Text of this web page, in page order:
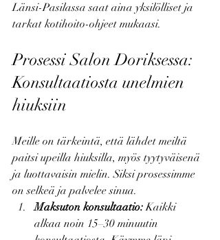
Länsi-Pasilassa saat aina yksilölliset ja
tarkat kotihoito-ohjeet mukaasi.
Prosessi Salon Doriksessa:
Konsultaatiosta unelmien
hiuksiin
Meille on tärkeintä, että lähdet meiltä
paitsi upeilla hiuksilla, myös tyytyväisenä
ja luottavaisin mielin. Siksi prosessimme
on selkeä ja palvelee sinua.
Maksuton konsultaatio: Kaikki
alkaa noin 15–30 minuutin